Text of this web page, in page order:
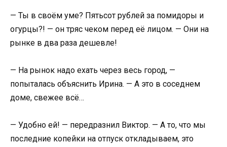
— Ты в своём уме? Пятьсот рублей за помидоры и
огурцы?! — он тряс чеком перед её лицом. — Они на
рынке в два раза дешевле!
— На рынок надо ехать через весь город, —
попыталась объяснить Ирина. — А это в соседнем
доме, свежее всё…
— Удобно ей! — передразнил Виктор. — А то, что мы
последние копейки на отпуск откладываем, это